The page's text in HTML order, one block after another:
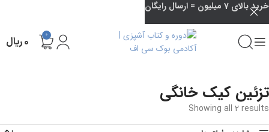
0 ۰ریال
تزئین کیک خانگی
Showing all 2 results
خرید بالای 7 میلیون = ارسال رایگان